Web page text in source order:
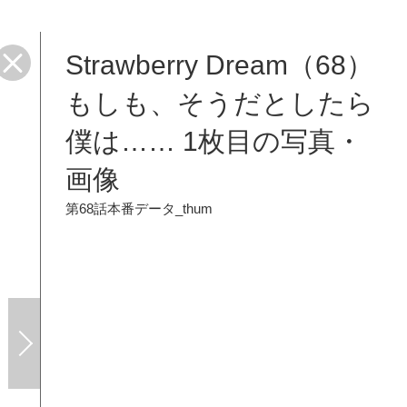
Strawberry Dream（68）
もしも、そうだとしたら
僕は…… 1枚目の写真・
画像
第68話本番データ_thum